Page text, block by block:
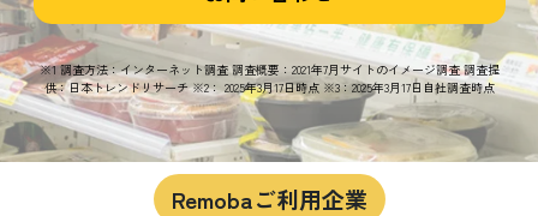
※1 調査方法：インターネット調査 調査概要：2021年7月サイトのイメージ調査 調査提
供：日本トレンドリサーチ ※2： 2025年3月17日時点 ※3：2025年3月17日自社調査時点
Remobaご利用企業